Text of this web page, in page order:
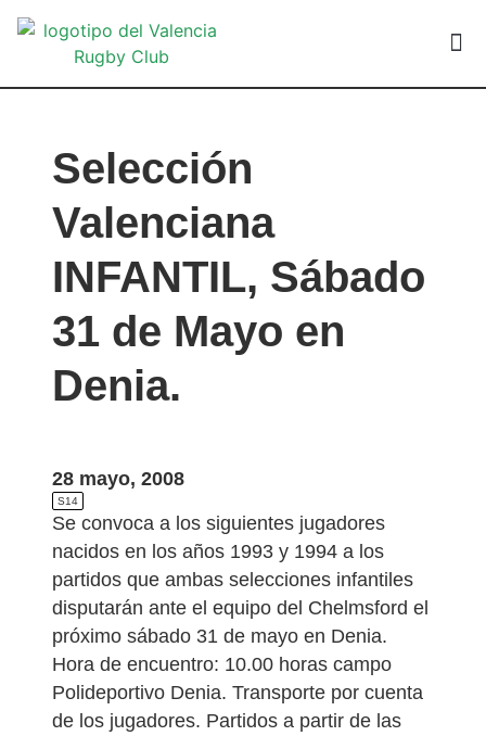
Selección
Valenciana
INFANTIL, Sábado
31 de Mayo en
Denia.
28 mayo, 2008
S14
Se convoca a los siguientes jugadores
nacidos en los años 1993 y 1994 a los
partidos que ambas selecciones infantiles
disputarán ante el equipo del Chelmsford el
próximo sábado 31 de mayo en Denia.
Hora de encuentro: 10.00 horas campo
Polideportivo Denia. Transporte por cuenta
de los jugadores. Partidos a partir de las